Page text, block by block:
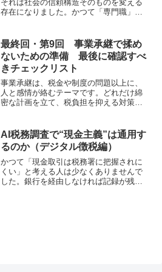
それは社会の信頼構造そのものを変える
存在になりました。かつて「専門職」が
FP――それぞれが、専門的判断を通じて
社会の安心を支え...
最終回・第9回 事業承継で揉め
ないための準備 最後に確認すべ
きチェックリスト
事業承継は、税金や制度の問題以上に、
人と感情が絡むテーマです。どれだけ綿
密な計画を立て、税負担を抑える対策を
務の現場で起きるトラブルの多くは、
「準備不足」や「話し合いの...
AI税務調査で“現金主義”は通用す
るのか（デジタル徴税編）
かつて「現金取引は税務署に把握されに
くい」と考える人は少なくありませんで
した。銀行を経由しなければ記録が残り